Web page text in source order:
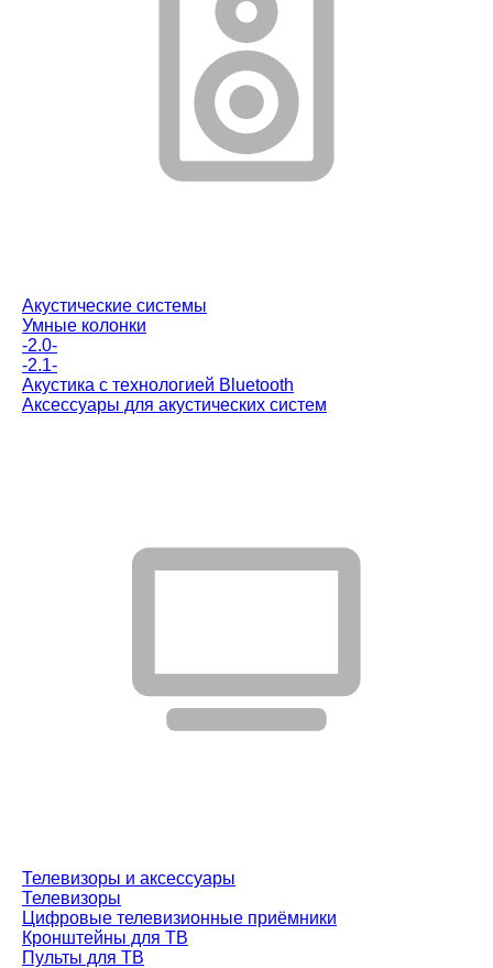
Акустические системы
Умные колонки
-2.0-
-2.1-
Акустика с технологией Bluetooth
Аксессуары для акустических систем
Телевизоры и аксессуары
Телевизоры
Цифровые телевизионные приёмники
Кронштейны для ТВ
Пульты для ТВ